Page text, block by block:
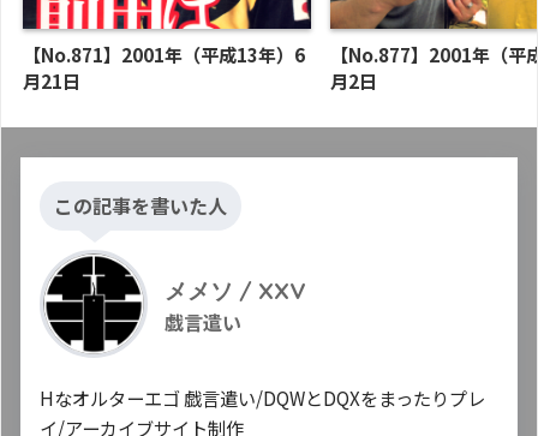
【No.871】2001年（平成13年）6
月21日
【No.877】2001年（平
月2日
この記事を書いた人
メメソ / XXV
戯言遣い
Hなオルターエゴ 戯言遣い/DQWとDQXをまったりプレ
イ/アーカイブサイト制作